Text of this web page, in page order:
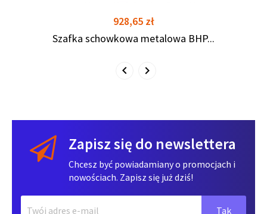
Cena
928,65 zł
Szafka schowkowa metalowa BHP...
Zapisz się do newslettera
Chcesz być powiadamiany o promocjach i
nowościach. Zapisz się już dziś!